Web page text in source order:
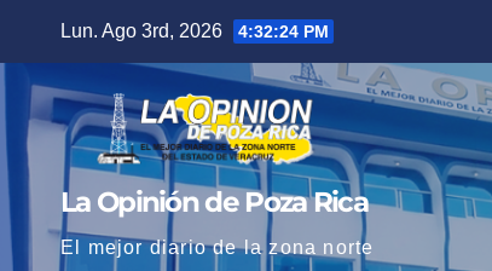
contenido
Lun. Ago 3rd, 2026 4:32:25 PM
La Opinión de Poza Rica
El mejor diario de la zona norte